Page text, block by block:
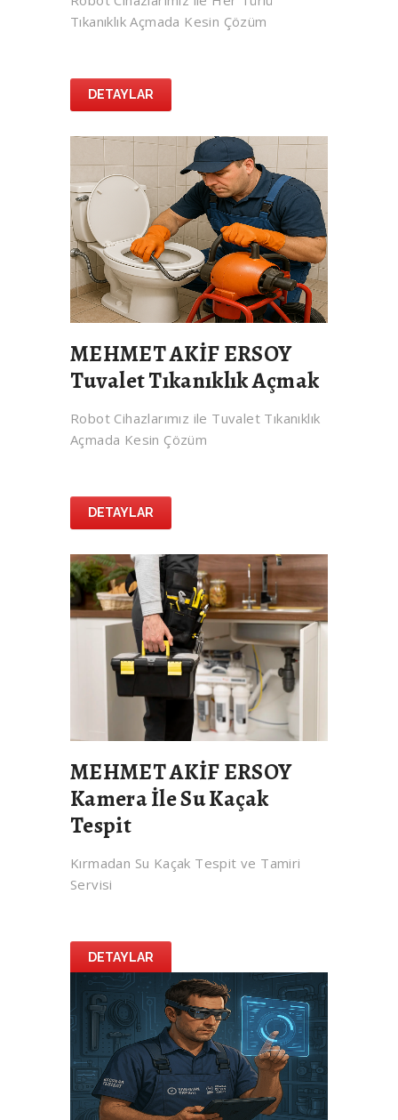
Tıkanıklık Açmada Kesin Çözüm
DETAYLAR
MEHMET AKİF ERSOY
Tuvalet Tıkanıklık Açmak
Robot Cihazlarımız ile Tuvalet Tıkanıklık
Açmada Kesin Çözüm
DETAYLAR
MEHMET AKİF ERSOY
Kamera İle Su Kaçak
Tespit
Kırmadan Su Kaçak Tespit ve Tamiri
Servisi
DETAYLAR